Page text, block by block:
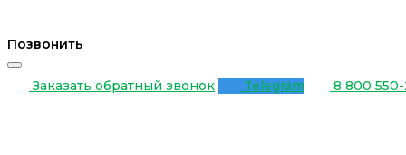
Позвонить
Заказать обратный звонок Telegram 8 800